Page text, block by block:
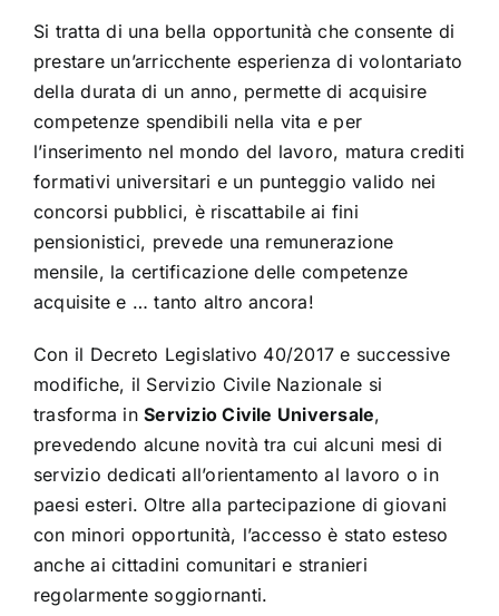
Si tratta di una bella opportunità che consente di
prestare un’arricchente esperienza di volontariato
della durata di un anno, permette di acquisire
competenze spendibili nella vita e per
l’inserimento nel mondo del lavoro, matura crediti
formativi universitari e un punteggio valido nei
concorsi pubblici, è riscattabile ai fini
pensionistici, prevede una remunerazione
mensile, la certificazione delle competenze
acquisite e … tanto altro ancora!
Con il Decreto Legislativo 40/2017 e successive
modifiche, il Servizio Civile Nazionale si
trasforma inServizio Civile Universale,
prevedendo alcune novità tra cui alcuni mesi di
servizio dedicati all’orientamento al lavoro o in
paesi esteri. Oltre alla partecipazione di giovani
con minori opportunità, l’accesso è stato esteso
anche ai cittadini comunitari e stranieri
regolarmente soggiornanti.